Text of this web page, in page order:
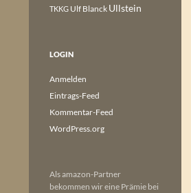
TKKG Ulf Blanck Ullstein
LOGIN
Anmelden
Eintrags-Feed
Kommentar-Feed
WordPress.org
Als amazon-Partner
bekommen wir eine Prämie bei